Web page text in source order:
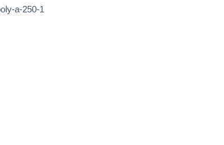
a-250-1